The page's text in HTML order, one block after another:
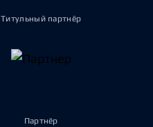
Титульный партнёр
Партнёр